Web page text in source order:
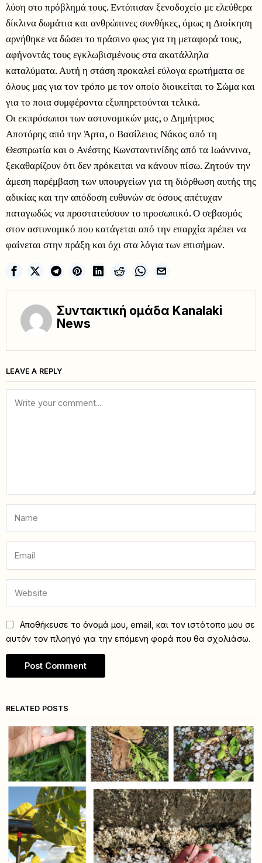
λύση στο πρόβλημά τους. Εντόπισαν ξενοδοχείο με ελεύθερα
δίκλινα δωμάτια και ανθρώπινες συνθήκες, όμως η Διοίκηση
αρνήθηκε να δώσει το πράσινο φως για τη μεταφορά τους,
αφήνοντάς τους εγκλωβισμένους στα ακατάλληλα
καταλύματα. Αυτή η στάση προκαλεί εύλογα ερωτήματα σε
όλους μας για τον τρόπο με τον οποίο διοικείται το Σώμα και
για το ποια συμφέροντα εξυπηρετούνται τελικά.
Οι εκπρόσωποι των αστυνομικών μας, ο Δημήτριος
Αποτόρης από την Άρτα, ο Βασίλειος Νάκος από τη
Θεσπρωτία και ο Ανέστης Κωνσταντινίδης από τα Ιωάννινα,
ξεκαθαρίζουν ότι δεν πρόκειται να κάνουν πίσω. Ζητούν την
άμεση παρέμβαση των υπουργείων για τη διόρθωση αυτής της
αδικίας και την απόδοση ευθυνών σε όσους απέτυχαν
παταγωδώς να προστατεύσουν το προσωπικό. Ο σεβασμός
στον αστυνομικό που κατάγεται από την επαρχία πρέπει να
φαίνεται στην πράξη και όχι στα λόγια των επισήμων.
Συντακτική ομάδα Kanalaki
News
LEAVE A REPLY
Αποθήκευσε το όνομά μου, email, και τον ιστότοπο μου σε
αυτόν τον πλοηγό για την επόμενη φορά που θα σχολιάσω.
RELATED POSTS